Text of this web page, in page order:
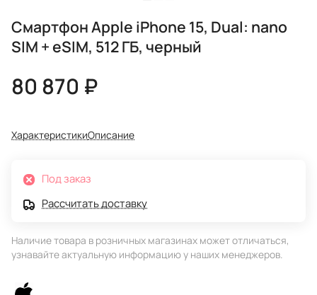
Смартфон Apple iPhone 15, Dual: nano
SIM + eSIM, 512 ГБ, черный
80 870 ₽
ХарактеристикиОписание
Под заказ
Рассчитать доставку
Наличие товара в розничных магазинах может отличаться,
узнавайте актуальную информацию у наших менеджеров.